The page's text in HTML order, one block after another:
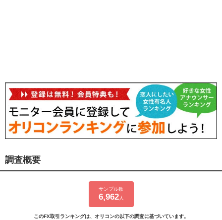
調査概要
サンプル数
6,962人
このFX取引ランキングは、オリコンの以下の調査に基づいています。